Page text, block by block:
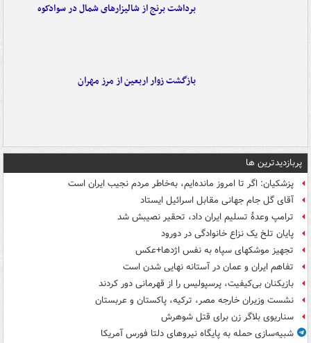
برداشت برنج از شالیزارهای شمال در سوادکوه
بازگشت زوار اربعین از مرز مهران
پربازدیدترین ها
پزشکیان: اگر تا امروز مانده‌ایم، به‌خاطر مردم نجیب ایران است
آقای گل جام جهانی مقابل اسرائیل ایستاد
ترامپ وعدۀ تسلیم ایران داد، تحقیر نصیبش شد
پایان تلخ یک نزاع خانوادگی در دورود
تجهیز موشکهای سپاه به نفس اژدها+عکس
تفاهم ایران و عمان در آستانه نهایی شدن است
بازیکنان بی‌کیفیت، پرسپولیس را از قهرمانی دور کردند
نشست وزیران خارجه مصر، ترکیه، پاکستان و عربستان
سناریوی بلاگر زن برای قتل شوهرش
شبیه‌سازی حمله به پایگاه نیروهای دلتا فورس آمریکا